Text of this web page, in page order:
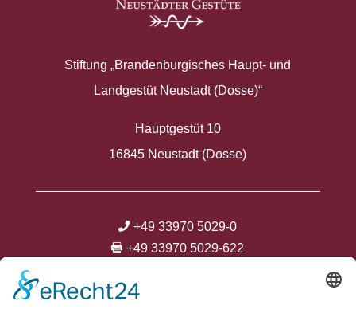
Stiftung „Brandenburgisches Haupt- und
Landgestüt Neustadt (Dosse)“
Hauptgestüt 10
16845 Neustadt (Dosse)
 +49 33970 5029-0
 +49 33970 5029-622